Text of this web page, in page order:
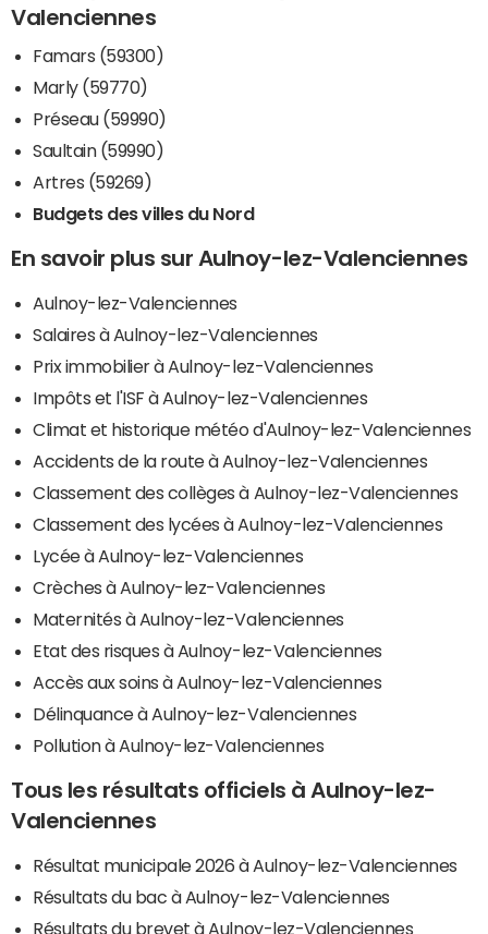
Valenciennes
Famars (59300)
Marly (59770)
Préseau (59990)
Saultain (59990)
Artres (59269)
Budgets des villes du Nord
En savoir plus sur Aulnoy-lez-Valenciennes
Aulnoy-lez-Valenciennes
Salaires à Aulnoy-lez-Valenciennes
Prix immobilier à Aulnoy-lez-Valenciennes
Impôts et l'ISF à Aulnoy-lez-Valenciennes
Climat et historique météo d'Aulnoy-lez-Valenciennes
Accidents de la route à Aulnoy-lez-Valenciennes
Classement des collèges à Aulnoy-lez-Valenciennes
Classement des lycées à Aulnoy-lez-Valenciennes
Lycée à Aulnoy-lez-Valenciennes
Crèches à Aulnoy-lez-Valenciennes
Maternités à Aulnoy-lez-Valenciennes
Etat des risques à Aulnoy-lez-Valenciennes
Accès aux soins à Aulnoy-lez-Valenciennes
Délinquance à Aulnoy-lez-Valenciennes
Pollution à Aulnoy-lez-Valenciennes
Tous les résultats officiels à Aulnoy-lez-
Valenciennes
Résultat municipale 2026 à Aulnoy-lez-Valenciennes
Résultats du bac à Aulnoy-lez-Valenciennes
Résultats du brevet à Aulnoy-lez-Valenciennes